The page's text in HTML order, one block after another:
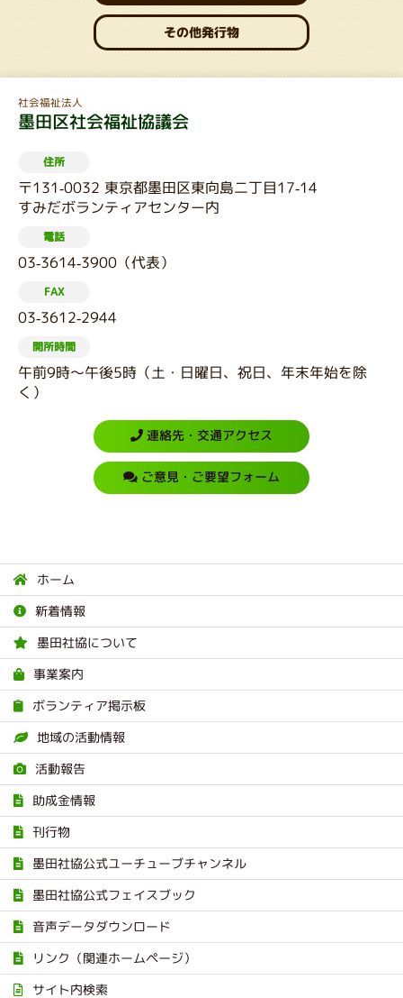
その他発行物
社会福祉法人
墨田区社会福祉協議会
住所
〒131-0032 東京都墨田区東向島二丁目17-14
すみだボランティアセンター内
電話
03-3614-3900（代表）
FAX
03-3612-2944
開所時間
午前9時～午後5時（土・日曜日、祝日、年末年始を除
く）
連絡先・交通アクセス
ご意見・ご要望フォーム
ホーム
新着情報
墨田社協について
事業案内
ボランティア掲示板
地域の活動情報
活動報告
助成金情報
刊行物
墨田社協公式ユーチューブチャンネル
墨田社協公式フェイスブック
音声データダウンロード
リンク（関連ホームページ）
サイト内検索